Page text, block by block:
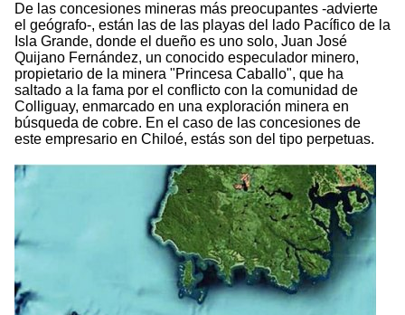
De las concesiones mineras más preocupantes -advierte
el geógrafo-, están las de las playas del lado Pacífico de la
Isla Grande, donde el dueño es uno solo, Juan José
Quijano Fernández, un conocido especulador minero,
propietario de la minera "Princesa Caballo", que ha
saltado a la fama por el conflicto con la comunidad de
Colliguay, enmarcado en una exploración minera en
búsqueda de cobre. En el caso de las concesiones de
este empresario en Chiloé, estás son del tipo perpetuas.